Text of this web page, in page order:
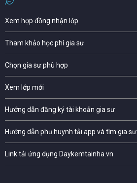
Xem hợp đồng nhận lớp
Tham khảo học phí gia sư
Chọn gia sư phù hợp
Xem lớp mới
Hướng dẫn đăng ký tài khoản gia sư
Hướng dẫn phụ huynh tải app và tìm gia sư
Link tải ứng dụng Daykemtainha.vn